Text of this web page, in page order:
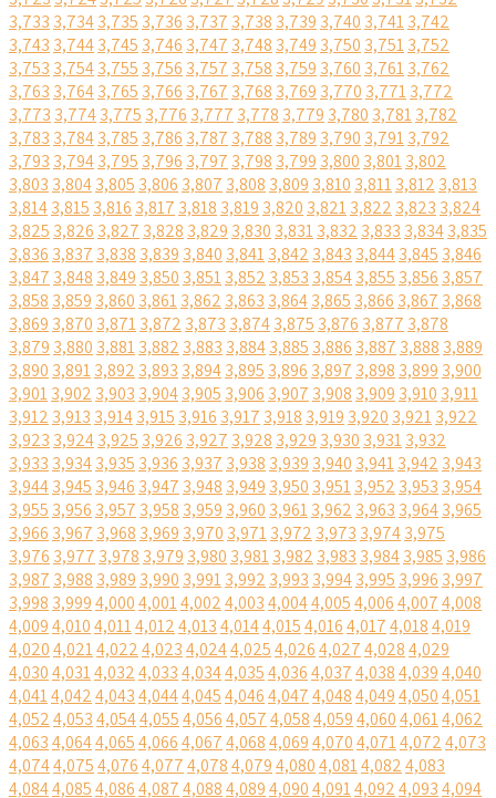
3,733 3,7343,735 3,736 3,737 3,738 3,739 3,740 3,7413,742
3,743 3,7443,745 3,746 3,747 3,748 3,749 3,750 3,7513,752
3,753 3,7543,755 3,756 3,757 3,758 3,759 3,760 3,7613,762
3,763 3,7643,765 3,766 3,767 3,768 3,769 3,770 3,7713,772
3,773 3,7743,775 3,776 3,777 3,778 3,779 3,780 3,7813,782
3,783 3,7843,785 3,786 3,787 3,788 3,789 3,790 3,7913,792
3,793 3,7943,795 3,796 3,797 3,798 3,799 3,800 3,8013,802
3,803 3,8043,805 3,806 3,807 3,808 3,809 3,810 3,8113,812 3,813
3,8143,815 3,816 3,817 3,818 3,819 3,820 3,8213,822 3,823 3,824
3,825 3,826 3,827 3,828 3,829 3,830 3,8313,832 3,833 3,8343,835
3,836 3,837 3,838 3,839 3,840 3,8413,842 3,843 3,8443,845 3,846
3,847 3,848 3,849 3,850 3,8513,852 3,853 3,8543,855 3,856 3,857
3,858 3,859 3,860 3,8613,862 3,863 3,8643,865 3,866 3,867 3,868
3,869 3,870 3,8713,872 3,873 3,8743,875 3,876 3,877 3,878
3,879 3,880 3,8813,882 3,883 3,8843,885 3,886 3,887 3,888 3,889
3,890 3,8913,892 3,893 3,8943,895 3,896 3,897 3,898 3,899 3,900
3,9013,902 3,903 3,9043,905 3,906 3,907 3,908 3,909 3,910 3,911
3,912 3,913 3,9143,915 3,916 3,917 3,918 3,919 3,920 3,9213,922
3,923 3,9243,925 3,926 3,927 3,928 3,929 3,930 3,9313,932
3,933 3,9343,935 3,936 3,937 3,938 3,939 3,940 3,9413,942 3,943
3,9443,945 3,946 3,947 3,948 3,949 3,950 3,9513,952 3,953 3,954
3,955 3,956 3,957 3,958 3,959 3,960 3,9613,962 3,963 3,9643,965
3,966 3,967 3,968 3,969 3,970 3,9713,972 3,973 3,9743,975
3,976 3,977 3,978 3,979 3,980 3,9813,982 3,983 3,9843,985 3,986
3,987 3,988 3,989 3,990 3,9913,992 3,993 3,9943,995 3,996 3,997
3,998 3,9994,0004,0014,0024,0034,0044,0054,0064,0074,008
4,0094,0104,0114,0124,0134,0144,0154,0164,0174,0184,019
4,0204,0214,0224,0234,0244,0254,0264,0274,0284,029
4,0304,0314,0324,0334,0344,0354,0364,0374,0384,0394,040
4,0414,0424,0434,0444,0454,0464,0474,0484,0494,0504,051
4,0524,0534,0544,0554,0564,0574,0584,0594,0604,0614,062
4,0634,0644,0654,0664,0674,0684,0694,0704,0714,0724,073
4,0744,0754,0764,0774,0784,0794,0804,0814,0824,083
4,0844,0854,0864,0874,0884,0894,0904,0914,0924,0934,094